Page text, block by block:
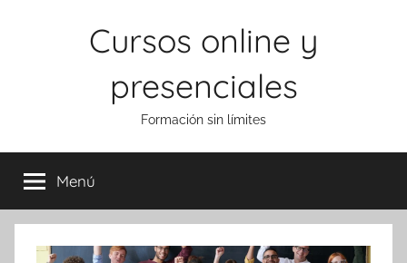
Cursos online y
presenciales
Formación sin límites
Menú